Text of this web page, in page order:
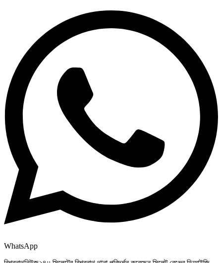
WhatsApp